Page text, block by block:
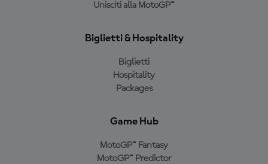
Unisciti alla MotoGP™
Biglietti & Hospitality
Biglietti
Hospitality
Packages
Game Hub
MotoGP™ Fantasy
MotoGP™ Predictor